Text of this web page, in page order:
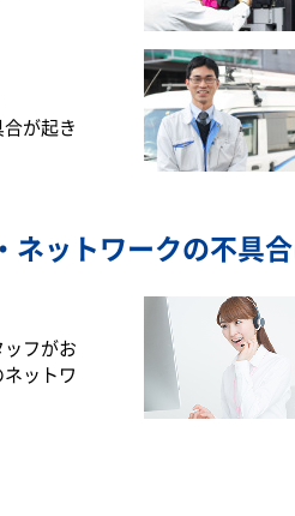
が起き
ネットワークの不具
フがお
ットワ